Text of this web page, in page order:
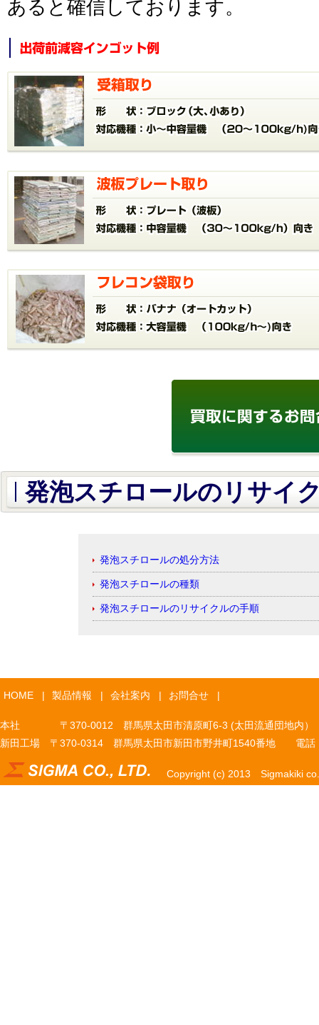
あると確信しております。
発泡スチロールのリサイ
発泡スチロールの処分方法
発泡スチロールの種類
発泡スチロールのリサイクルの手順
HOME | 製品情報 | 会社案内 | お問合せ |
本社 〒370-0012 群馬県太田市清原町6-3 (太田流通団地内）
新田工場 〒370-0314 群馬県太田市新田市野井町1540番地
Copyright (c) 2013 Sigmakiki